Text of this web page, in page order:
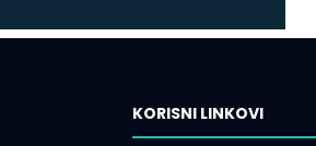
KORISNI LINKOVI